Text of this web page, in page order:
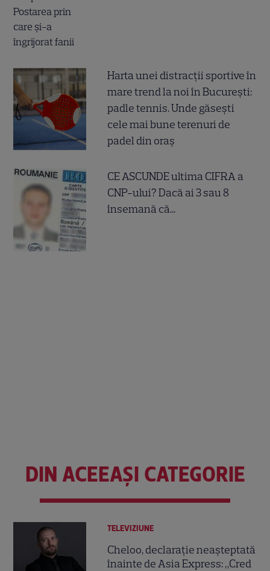
Harta unei distracții sportive în
mare trend la noi în București:
padle tennis. Unde găsești
cele mai bune terenuri de
padel din oraș
CE ASCUNDE ultima CIFRA a
CNP-ului? Dacă ai 3 sau 8
însemană că...
DIN ACEEAȘI CATEGORIE
TELEVIZIUNE
Cheloo, declarație neașteptată
înainte de Asia Express: „Cred